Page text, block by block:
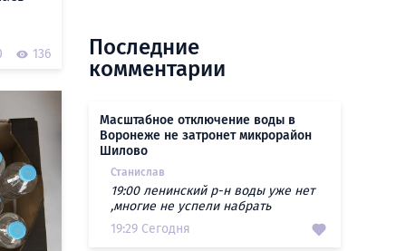
136
Последние
комментарии
Масштабное отключение воды в
Воронеже не затронет микрорайон
Шилово
Станислав
19:00 ленинский р-н воды уже нет
,многие не успели набрать
19:29 Сегодня